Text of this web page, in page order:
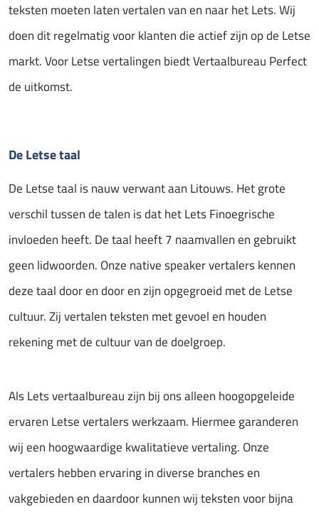
teksten moeten laten vertalen van en naar het Lets. Wij
doen dit regelmatig voor klanten die actief zijn op de Letse
markt. Voor Letse vertalingen biedt Vertaalbureau Perfect
de uitkomst.
De Letse taal
De Letse taal is nauw verwant aan Litouws. Het grote
verschil tussen de talen is dat het Lets Finoegrische
invloeden heeft. De taal heeft 7 naamvallen en gebruikt
geen lidwoorden. Onze native speaker vertalers kennen
deze taal door en door en zijn opgegroeid met de Letse
cultuur. Zij vertalen teksten met gevoel en houden
rekening met de cultuur van de doelgroep.
Als Lets vertaalbureau zijn bij ons alleen hoogopgeleide
ervaren Letse vertalers werkzaam. Hiermee garanderen
wij een hoogwaardige kwalitatieve vertaling. Onze
vertalers hebben ervaring in diverse branches en
vakgebieden en daardoor kunnen wij teksten voor bijna